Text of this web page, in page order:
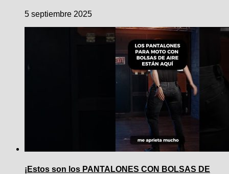
5 septiembre 2025
¡Estos son los PANTALONES CON BOLSAS DE